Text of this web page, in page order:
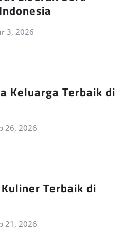
3, 2026
Keluarga Terbaik di
26, 2026
Terbaik di
21, 2026